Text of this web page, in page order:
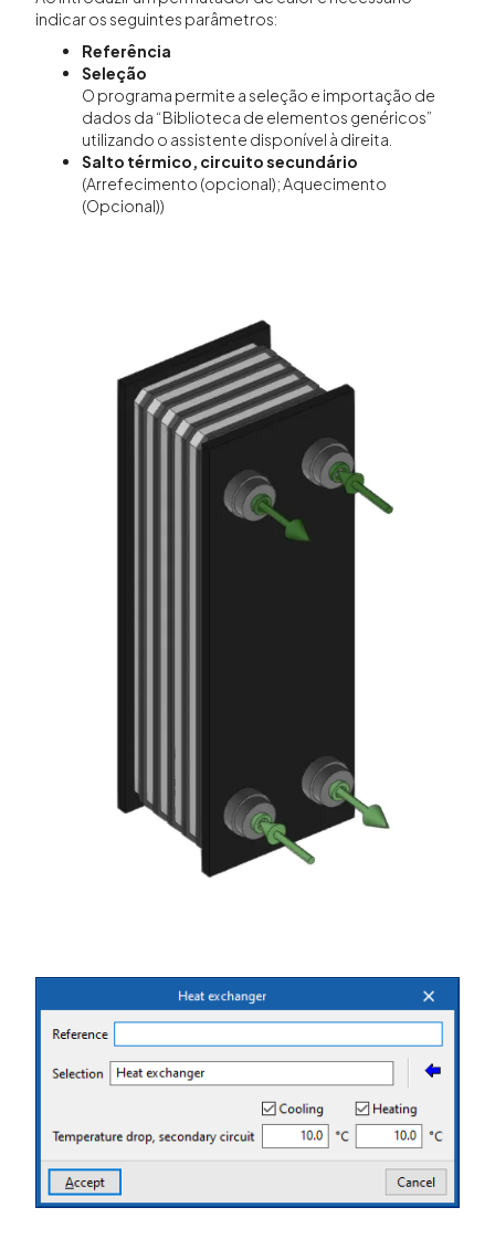
indicar os seguintes parâmetros:
Referência
Seleção
O programa permite a seleção e importação de
dados da “Biblioteca de elementos genéricos”
utilizando o assistente disponível à direita.
Salto térmico, circuito secundário
(Arrefecimento (opcional); Aquecimento
(Opcional))